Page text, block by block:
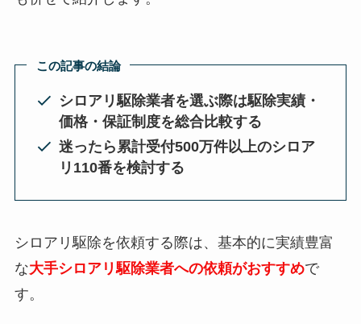
この記事の結論
シロアリ駆除業者を選ぶ際は駆除実績・
価格・保証制度を総合比較する
迷ったら累計受付500万件以上のシロア
リ110番を検討する
シロアリ駆除を依頼する際は、基本的に実績豊富
な大手シロアリ駆除業者への依頼がおすすめで
す。